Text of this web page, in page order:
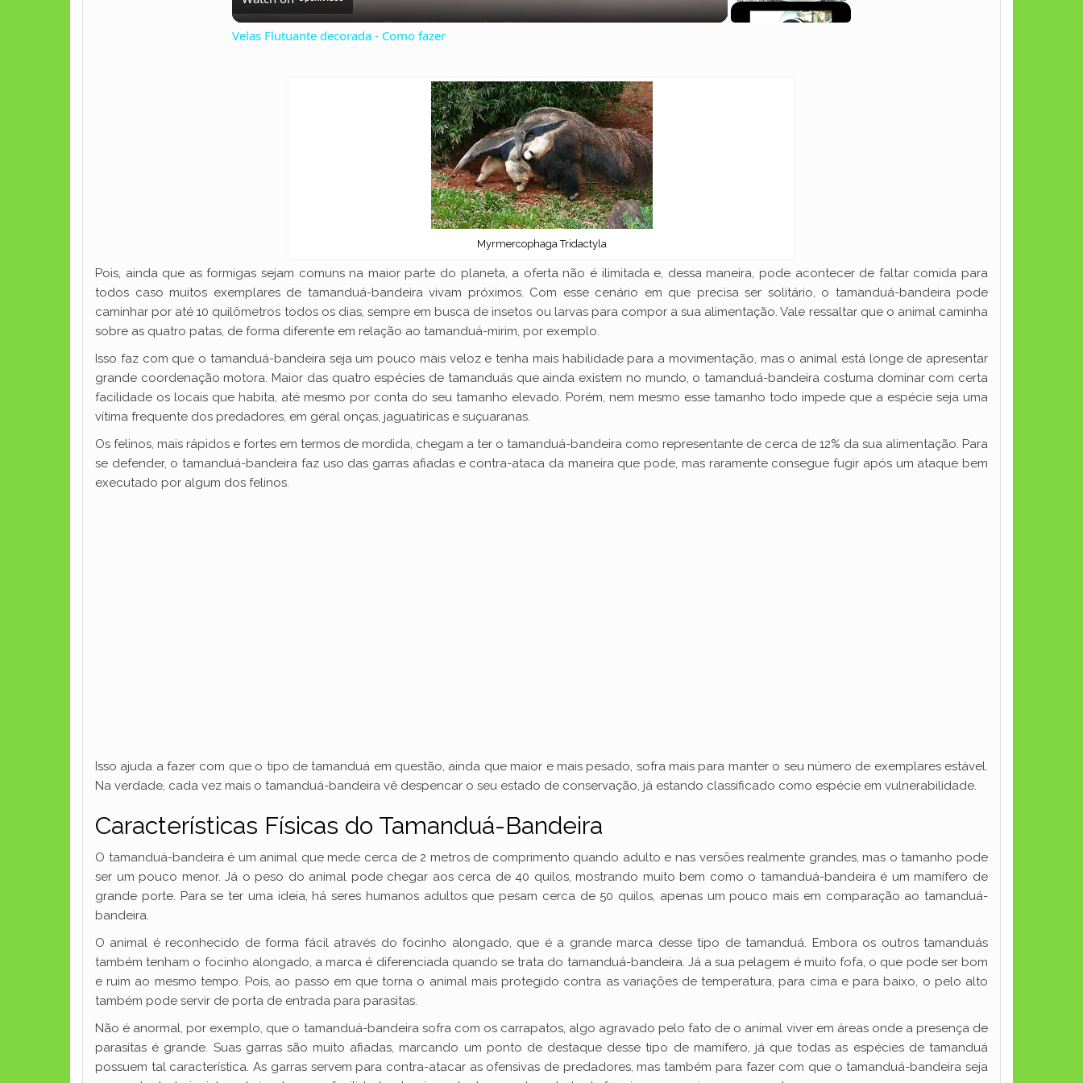
V
i
d
e
o
Velas Flutuante decorada - Como fazer
Myrmercophaga Tridactyla
Pois, ainda que as formigas sejam comuns na maior parte do planeta, a oferta não é ilimitada e, dessa maneira, pode acontecer de faltar comida para
todos caso muitos exemplares de tamanduá-bandeira vivam próximos. Com esse cenário em que precisa ser solitário, o tamanduá-bandeira pode
caminhar por até 10 quilômetros todos os dias, sempre em busca de insetos ou larvas para compor a sua alimentação. Vale ressaltar que o animal caminha
sobre as quatro patas, de forma diferente em relação ao tamanduá-mirim, por exemplo.
Isso faz com que o tamanduá-bandeira seja um pouco mais veloz e tenha mais habilidade para a movimentação, mas o animal está longe de apresentar
grande coordenação motora. Maior das quatro espécies de tamanduás que ainda existem no mundo, o tamanduá-bandeira costuma dominar com certa
facilidade os locais que habita, até mesmo por conta do seu tamanho elevado. Porém, nem mesmo esse tamanho todo impede que a espécie seja uma
vítima frequente dos predadores, em geral onças, jaguatiricas e suçuaranas.
Os felinos, mais rápidos e fortes em termos de mordida, chegam a ter o tamanduá-bandeira como representante de cerca de 12% da sua alimentação. Para
se defender, o tamanduá-bandeira faz uso das garras afiadas e contra-ataca da maneira que pode, mas raramente consegue fugir após um ataque bem
executado por algum dos felinos.
Isso ajuda a fazer com que o tipo de tamanduá em questão, ainda que maior e mais pesado, sofra mais para manter o seu número de exemplares estável.
Na verdade, cada vez mais o tamanduá-bandeira vê despencar o seu estado de conservação, já estando classificado como espécie em vulnerabilidade.
Características Físicas do Tamanduá-Bandeira
O tamanduá-bandeira é um animal que mede cerca de 2 metros de comprimento quando adulto e nas versões realmente grandes, mas o tamanho pode
ser um pouco menor. Já o peso do animal pode chegar aos cerca de 40 quilos, mostrando muito bem como o tamanduá-bandeira é um mamífero de
grande porte. Para se ter uma ideia, há seres humanos adultos que pesam cerca de 50 quilos, apenas um pouco mais em comparação ao tamanduá-
bandeira.
O animal é reconhecido de forma fácil através do focinho alongado, que é a grande marca desse tipo de tamanduá. Embora os outros tamanduás
também tenham o focinho alongado, a marca é diferenciada quando se trata do tamanduá-bandeira. Já a sua pelagem é muito fofa, o que pode ser bom
e ruim ao mesmo tempo. Pois, ao passo em que torna o animal mais protegido contra as variações de temperatura, para cima e para baixo, o pelo alto
também pode servir de porta de entrada para parasitas.
Não é anormal, por exemplo, que o tamanduá-bandeira sofra com os carrapatos, algo agravado pelo fato de o animal viver em áreas onde a presença de
parasitas é grande. Suas garras são muito afiadas, marcando um ponto de destaque desse tipo de mamífero, já que todas as espécies de tamanduá
possuem tal característica. As garras servem para contra-atacar as ofensivas de predadores, mas também para fazer com que o tamanduá-bandeira seja